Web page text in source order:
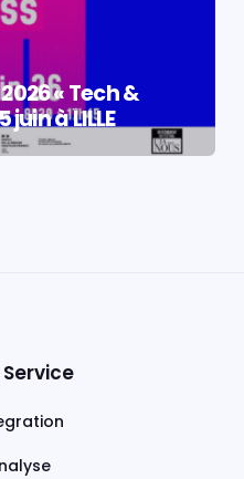
« Tech &
juin à LILLE